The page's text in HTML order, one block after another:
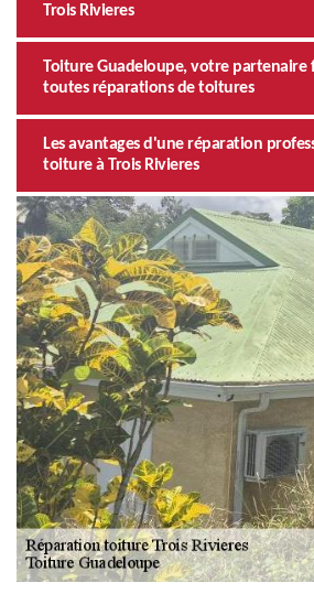
Trois Rivieres
Toiture Guadeloupe, votre partenaire
toutes réparations de toitures
Les avantages d'une réparation
toiture à Trois Rivieres